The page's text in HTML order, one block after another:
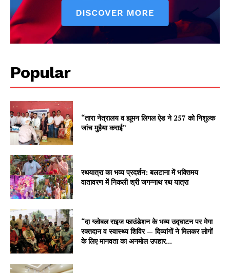
Popular
“तारा नेत्रालय व ह्यूमन लिगल ऐड ने 257 को निशुल्क
जांच मुहैया कराई”
रथयात्रा का भव्य प्रदर्शन: बलटाना में भक्तिमय
वातावरण में निकली श्री जगन्नाथ रथ यात्रा
“दा ग्लोबल राइज फाउंडेशन के भव्य उद्घाटन पर मेगा
रक्तदान व स्वास्थ्य शिविर — दिव्यांगों ने मिलकर लोगों
के लिए मानवता का अनमोल उपहार...